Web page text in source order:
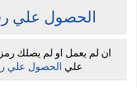
الحصول علي
ان لم يعمل او لم يصلك
علي الحصول علي